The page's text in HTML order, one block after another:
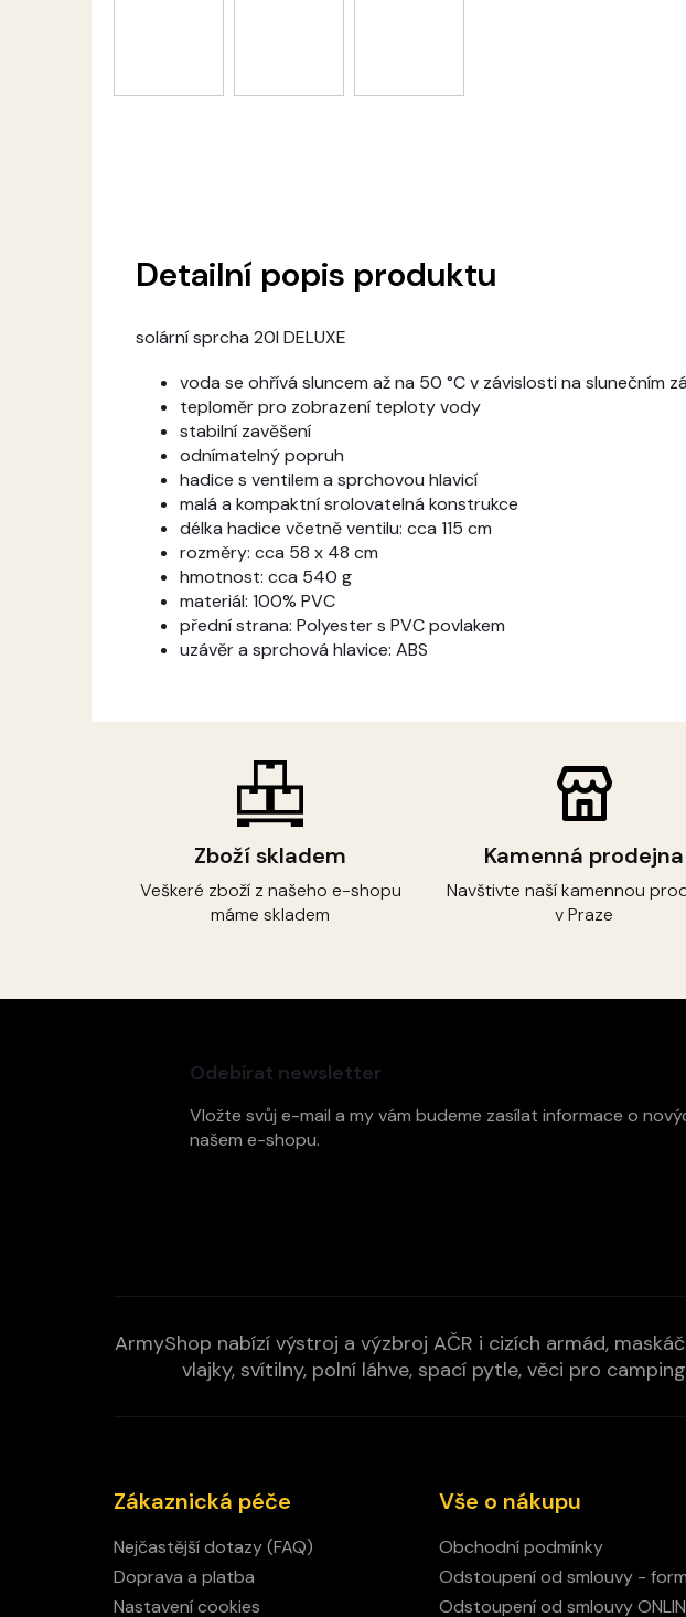
Zboží skladem
Veškeré zboží z našeho e-shopu
máme skladem
Kamenná prodejna
Navštivte naší kamennou
v Praze
Detailní popis produktu
solární sprcha 20l DELUXE
voda se ohřívá sluncem až na 50 °C v závislosti na slunečním
teploměr pro zobrazení teploty vody
stabilní zavěšení
odnímatelný popruh
hadice s ventilem a sprchovou hlavicí
malá a kompaktní srolovatelná konstrukce
délka hadice včetně ventilu: cca 115 cm
rozměry: cca 58 x 48 cm
hmotnost: cca 540 g
materiál: 100% PVC
přední strana: Polyester s PVC povlakem
uzávěr a sprchová hlavice: ABS
Odebírat newsletter
Vložte svůj e-mail a my vám budeme zasílat informace o
našem e-shopu.
ArmyShop nabízí výstroj a výzbroj AČR i cizích armád,
vlajky, svítilny, polní láhve, spací pytle, věci pro
Zákaznická péče
Nejčastější dotazy (FAQ)
Doprava a platba
Nastavení cookies
Vše o nákupu
Obchodní podmínky
Odstoupení od smlouvy -
Odstoupení od smlouvy